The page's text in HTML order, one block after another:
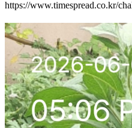
https://www.timespread.co.kr/